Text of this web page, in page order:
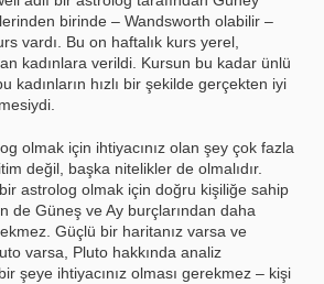
birinde – Wandsworth olabilir –
vardı. Bu on haftalık kurs yerel,
kadınlara verildi. Kursun bu kadar ünlü
kadınların hızlı bir şekilde gerçekten iyi
olmak için ihtiyacınız olan şey çok fazla
değil, başka nitelikler de olmalıdır.
astrolog olmak için doğru kişiliğe sahip
de Güneş ve Ay burçlarından daha
Güçlü bir haritanız varsa ve
varsa, Pluto hakkında analiz
şeye ihtiyacınız olması gerekmez – kişi